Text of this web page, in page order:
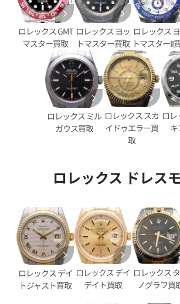
イトナ 126508 ゴールド文
日時点の参考買取価格です
ロレック
盤
参考買取
8,460,000
※2025年
ロレックス GMT
マスター買取
ロレックス ヨッ
トマスター買取
ロレックス
トマスターII
ロレックス ミル
ガウス買取
ロレックス スカ
イドゥエラー買
取
ロレ
ロレックス ドレス
ロレックス デイ
トジャスト買取
ロレックス デイ
デイト買取
ロレックス
ノグラフ買